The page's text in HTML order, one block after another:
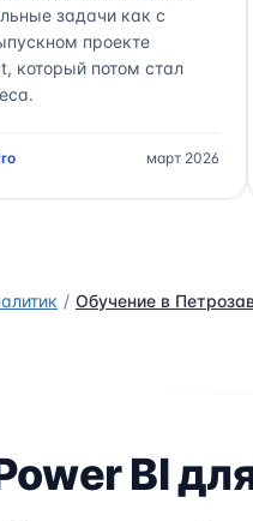
задачи как с
проекте
который потом стал
март 2026
Обучение в
BI